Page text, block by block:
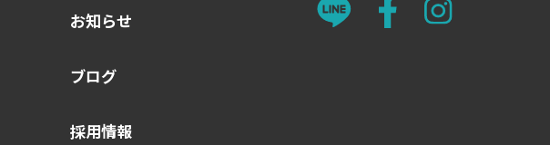
お知らせ
ブログ
採用情報